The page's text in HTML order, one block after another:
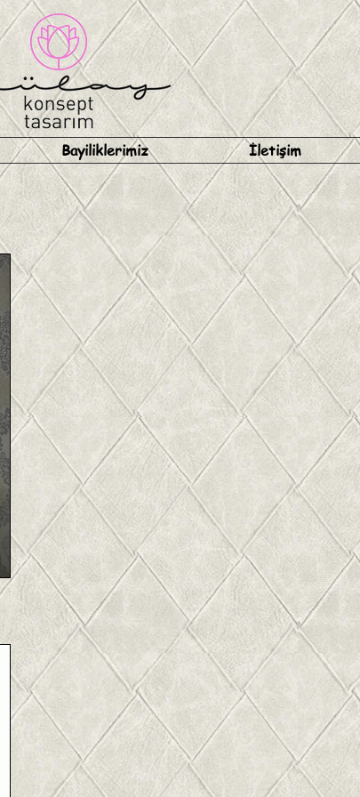
Bayiliklerimiz İletişim